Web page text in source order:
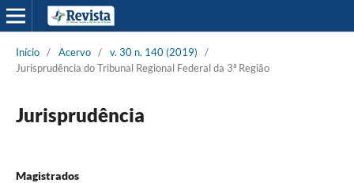
Início / Acervo / v. 30 n. 140 (2019)
/
Jurisprudência do Tribunal Regional Federal da 3ª Região
Jurisprudência
Magistrados